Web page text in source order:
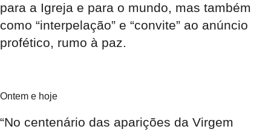
para a Igreja e para o mundo, mas também
como “interpelação” e “convite” ao anúncio
profético, rumo à paz.
Ontem e hoje
“No centenário das aparições da Virgem